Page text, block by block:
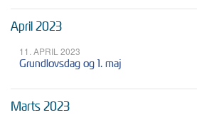
April 2023
11. APRIL 2023
Grundlovsdag og 1. maj
Marts 2023